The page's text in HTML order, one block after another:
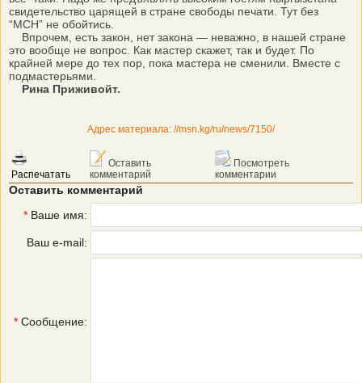
свидетельство царящей в стране свободы печати. Тут без
“МСН” не обойтись.
Впрочем, есть закон, нет закона — неважно, в нашей стране
это вообще не вопрос. Как мастер скажет, так и будет. По
крайней мере до тех пор, пока мастера не сменили. Вместе с
подмастерьями.
Рина Приживойт.
Адрес материала: //msn.kg/ru/news/7150/
Распечатать
Оставить
комментарий
Посмотреть
комментарии
Оставить комментарий
* Ваше имя:
Ваш e-mail:
* Сообщение: